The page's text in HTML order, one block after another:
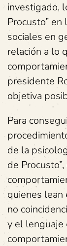
investigado,
Procusto”
sociales en
relación a lo
presidente
objetiva
Para
de la
de
quienes lean
no
y el